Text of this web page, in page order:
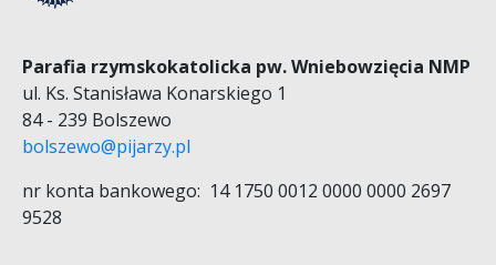
Parafia rzymskokatolicka pw. Wniebowzięcia NMP
ul. Ks. Stanisława Konarskiego 1
84 - 239 Bolszewo
bolszewo@pijarzy.pl
nr konta bankowego: 14 1750 0012 0000 0000 2697
9528